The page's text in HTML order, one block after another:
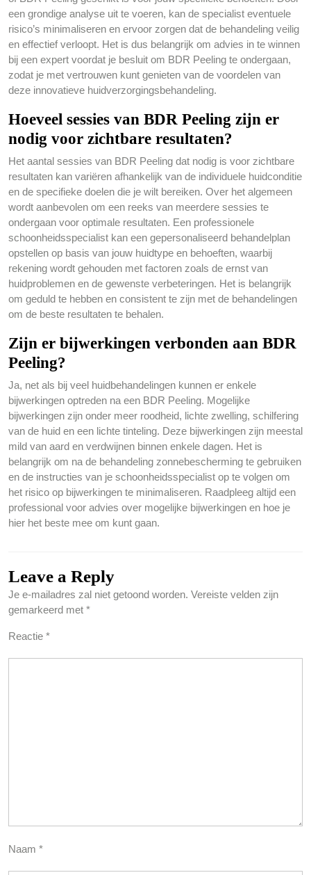
een grondige analyse uit te voeren, kan de specialist eventuele
risico’s minimaliseren en ervoor zorgen dat de behandeling veilig
en effectief verloopt. Het is dus belangrijk om advies in te winnen
bij een expert voordat je besluit om BDR Peeling te ondergaan,
zodat je met vertrouwen kunt genieten van de voordelen van
deze innovatieve huidverzorgingsbehandeling.
Hoeveel sessies van BDR Peeling zijn er
nodig voor zichtbare resultaten?
Het aantal sessies van BDR Peeling dat nodig is voor zichtbare
resultaten kan variëren afhankelijk van de individuele huidconditie
en de specifieke doelen die je wilt bereiken. Over het algemeen
wordt aanbevolen om een reeks van meerdere sessies te
ondergaan voor optimale resultaten. Een professionele
schoonheidsspecialist kan een gepersonaliseerd behandelplan
opstellen op basis van jouw huidtype en behoeften, waarbij
rekening wordt gehouden met factoren zoals de ernst van
huidproblemen en de gewenste verbeteringen. Het is belangrijk
om geduld te hebben en consistent te zijn met de behandelingen
om de beste resultaten te behalen.
Zijn er bijwerkingen verbonden aan BDR
Peeling?
Ja, net als bij veel huidbehandelingen kunnen er enkele
bijwerkingen optreden na een BDR Peeling. Mogelijke
bijwerkingen zijn onder meer roodheid, lichte zwelling, schilfering
van de huid en een lichte tinteling. Deze bijwerkingen zijn meestal
mild van aard en verdwijnen binnen enkele dagen. Het is
belangrijk om na de behandeling zonnebescherming te gebruiken
en de instructies van je schoonheidsspecialist op te volgen om
het risico op bijwerkingen te minimaliseren. Raadpleeg altijd een
professional voor advies over mogelijke bijwerkingen en hoe je
hier het beste mee om kunt gaan.
Leave a Reply
Je e-mailadres zal niet getoond worden. Vereiste velden zijn
gemarkeerd met *
Reactie *
Naam *